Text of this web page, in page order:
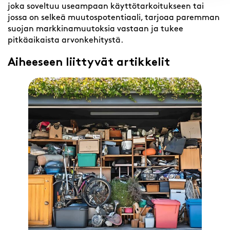
joka soveltuu useampaan käyttötarkoitukseen tai
jossa on selkeä muutospotentiaali, tarjoaa paremman
suojan markkinamuutoksia vastaan ja tukee
pitkäaikaista arvonkehitystä.
Aiheeseen liittyvät artikkelit